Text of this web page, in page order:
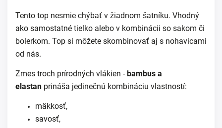
Tento top nesmie chýbať v žiadnom šatníku. Vhodný
ako samostatné tielko alebo v kombinácii so sakom či
bolerkom. Top si môžete skombinovať aj s nohavicami
od nás.
Zmes troch prírodných vlákien -bambus a
elastan prináša jedinečnú kombináciu vlastností:
mäkkosť,
savosť,